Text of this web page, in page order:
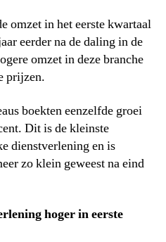
omzet in het eerste kwartaal
eerder na de daling in de
omzet in deze branche
prijzen.
boekten eenzelfde groei
Dit is de kleinste
dienstverlening en is
zo klein geweest na eind
hoger in eerste